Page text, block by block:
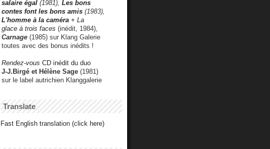
salaire égal (1981), Les bons
contes font les bons amis (1983),
L'homme à la caméra + La
glace à trois faces (inédit, 1984),
Carnage (1985) sur Klang Galerie
toutes avec des bonus inédits !
Rendez-vous CD inédit du duo
J-J.Birgé et Hélène Sage (1981)
sur le label autrichien Klanggalerie
Translate
Fast English translation (click here)